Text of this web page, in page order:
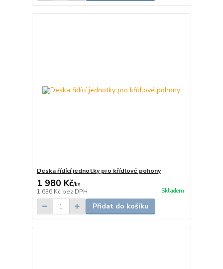
Deska řídící jednotky pro křídlové pohony
1 980 Kč/ks
1 636 Kč bez DPH Skladem
Přidat do košíku